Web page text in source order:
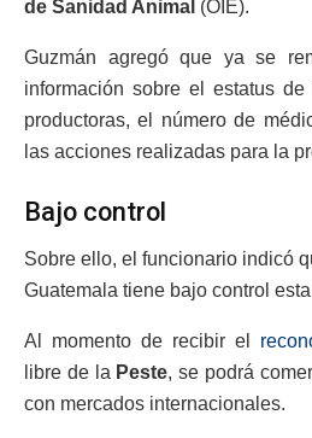
de Sanidad Animal (OIE).
Guzmán agregó que ya se
información sobre el estatus
productoras, el número de
las acciones realizadas para la
Bajo control
Sobre ello, el funcionario indicó
Guatemala tiene bajo control
Al momento de recibir el
libre de la Peste, se podrá
con mercados internacionales.